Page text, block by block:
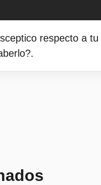
respecto a